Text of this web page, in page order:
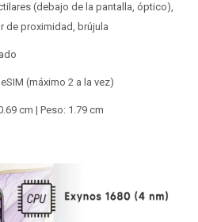
(debajo de la pantalla, óptico),
de proximidad, brújula
(máximo 2 a la vez)
cm | Peso: 1.79 cm